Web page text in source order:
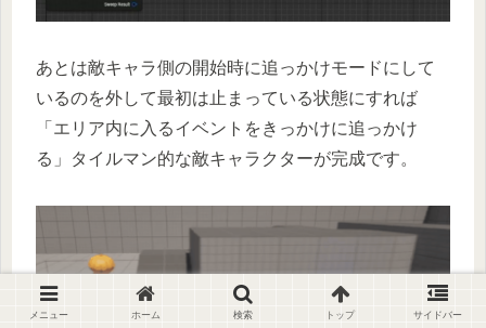
あとは敵キャラ側の開始時に追っかけモードにして
いるのを外して最初は止まっている状態にすれば
「エリア内に入るイベントをきっかけに追っかけ
る」タイルマン的な敵キャラクターが完成です。
メニュー ホーム 検索 トップ サイドバー